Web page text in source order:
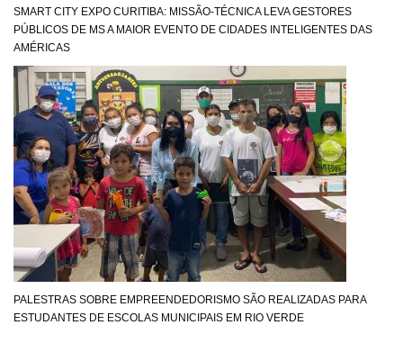
SMART CITY EXPO CURITIBA: MISSÃO-TÉCNICA LEVA GESTORES
PÚBLICOS DE MS A MAIOR EVENTO DE CIDADES INTELIGENTES DAS
AMÉRICAS
PALESTRAS SOBRE EMPREENDEDORISMO SÃO REALIZADAS PARA
ESTUDANTES DE ESCOLAS MUNICIPAIS EM RIO VERDE